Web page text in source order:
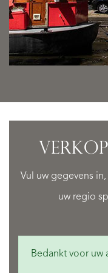
Vul uw gegevens
uw regio
Bedankt voor uw